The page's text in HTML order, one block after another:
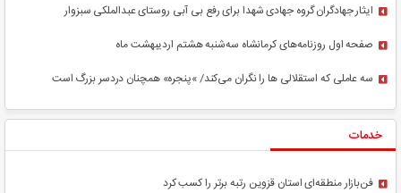
ایثار جهادگران گروه جهادی شهدا برای رفع بی آبی روستای عبدالملکی سبزوار
صفحه اول روزنامه‌های کرمانشاه سه‌شنبه هشتم اردیبهشت ماه
سه عاملی که استقلالی ها را نگران می‌کند/ »پنجره» همچنان دردسر بزرگ است
خدمات
فن‌بازار منطقه‌ای استان قزوین رتبه برتر را کسب کرد